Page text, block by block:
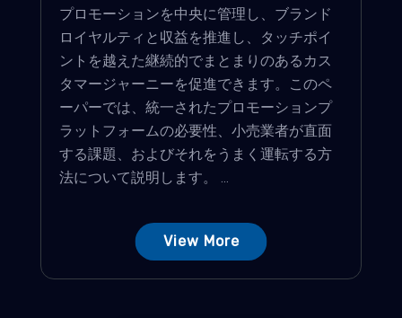
プロモーションを中央に管理し、ブランド
ロイヤルティと収益を推進し、タッチポイ
ントを越えた継続的でまとまりのあるカス
タマージャーニーを促進できます。このペ
ーパーでは、統一されたプロモーションプ
ラットフォームの必要性、小売​​業者が直面
する課題、およびそれをうまく運転する方
法について説明します。 ...
View More